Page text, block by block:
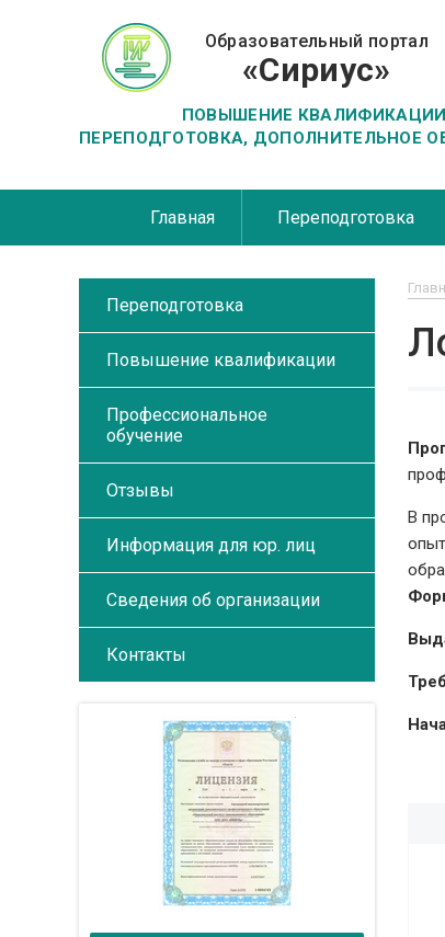
Образовательный портал
«Сириус»
ПОВЫШЕНИЕ
ПЕРЕПОДГОТОВКА, ДОПОЛНИТЕЛЬНОЕ
Главная Переподготовка
В
Переподготовка
Повышение квалификации
Профессиональное
обучение
Отзывы
Информация для юр. лиц
Сведения об организации
Контакты